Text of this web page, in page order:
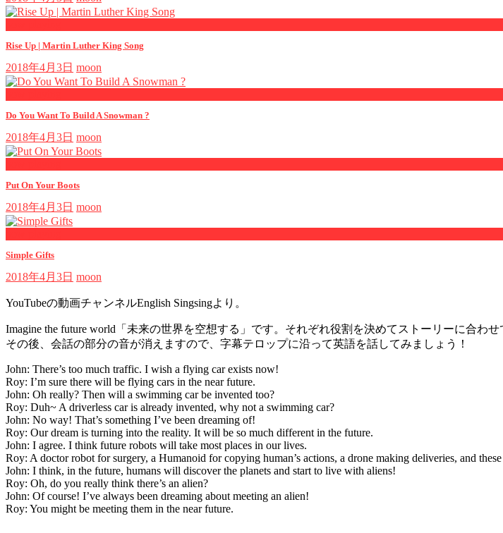
Rise Up | Martin Luther King Song
2018年4月3日 moon
Do You Want To Build A Snowman ?
2018年4月3日 moon
Put On Your Boots
2018年4月3日 moon
Simple Gifts
2018年4月3日 moon
YouTubeの動画チャンネルEnglish Singsingより。
Imagine the future world「未来の世界を空想する」です。それぞれ役割を決めてストーリーに合
その後、会話の部分の音が消えますので、字幕テロップに沿って英語を話してみましょう！
John: There’s too much traffic. I wish a flying car exists now!
Roy: I’m sure there will be flying cars in the near future.
John: Oh really? Then will a swimming car be invented too?
Roy: Duh~ A driverless car is already invented, why not a swimming car?
John: No way! That’s something I’ve been dreaming of!
Roy: Our dream is turning into the reality. It will be so much different in the future.
John: I agree. I think future robots will take most places in our lives.
Roy: A doctor robot for surgery, a Humanoid for copying human’s actions, a drone making deliveries, and
John: I think, in the future, humans will discover the planets and start to live with aliens!
Roy: Oh, do you really think there’s an alien?
John: Of course! I’ve always been dreaming about meeting an alien!
Roy: You might be meeting them in the near future.